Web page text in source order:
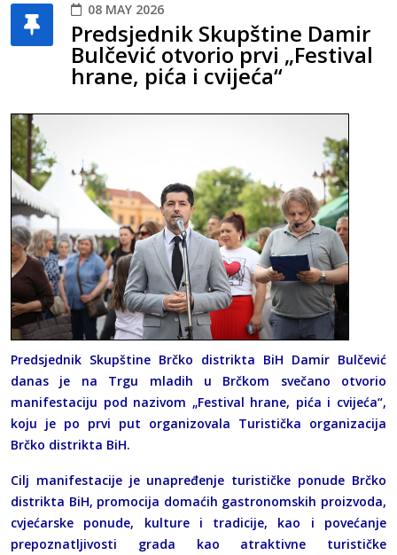
08 MAY 2026
Predsjednik Skupštine Damir
Bulčević otvorio prvi „Festival
hrane, pića i cvijeća“
Predsjednik Skupštine Brčko distrikta BiH Damir Bulčević
danas je na Trgu mladih u Brčkom svečano otvorio
manifestaciju pod nazivom „Festival hrane, pića i cvijeća“,
koju je po prvi put organizovala Turistička organizacija
Brčko distrikta BiH.
Cilj manifestacije je unapređenje turističke ponude Brčko
distrikta BiH, promocija domaćih gastronomskih proizvoda,
cvjećarske ponude, kulture i tradicije, kao i povećanje
prepoznatljivosti grada kao atraktivne turističke